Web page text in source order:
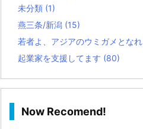
未分類 (1)
燕三条/新潟 (15)
若者よ、アジアのウミガメとなれ
起業家を支援してます (80)
Now Recomend!